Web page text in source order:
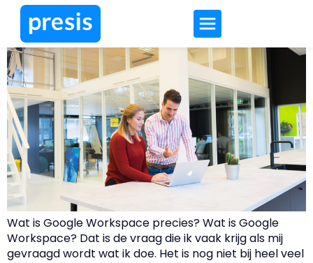
Wat is Google Workspace?
Wat is Google Workspace precies? Wat is Google
Workspace? Dat is de vraag die ik vaak krijg als mij
gevraagd wordt wat ik doe. Het is nog niet bij heel veel